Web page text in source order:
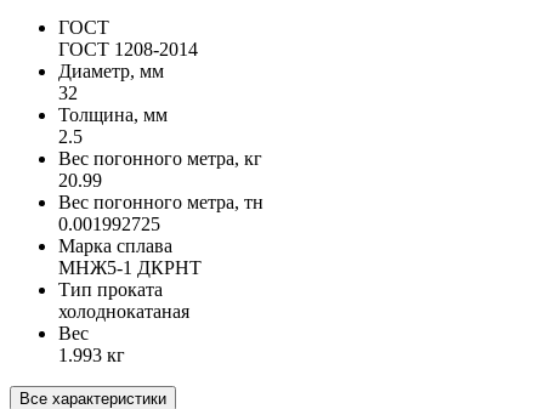
ГОСТ
ГОСТ 1208-2014
Диаметр, мм
32
Толщина, мм
2.5
Вес погонного метра, кг
20.99
Вес погонного метра, тн
0.001992725
Марка сплава
МНЖ5-1 ДКРНТ
Тип проката
холоднокатаная
Вес
1.993 кг
Все характеристики